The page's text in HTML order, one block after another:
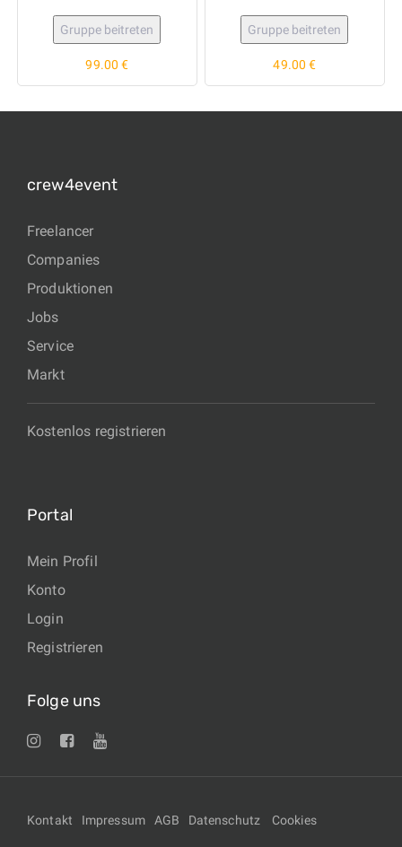
Gruppe beitreten
99.00 €
Gruppe beitreten
49.00 €
crew4event
Freelancer
Companies
Produktionen
Jobs
Service
Markt
Kostenlos registrieren
Portal
Mein Profil
Konto
Login
Registrieren
Folge uns
Kontakt Impressum AGB Datenschutz Cookies